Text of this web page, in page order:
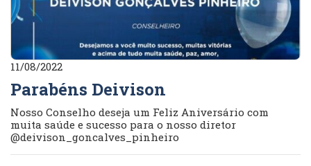
11/08/2022
Parabéns Deivison
Nosso Conselho deseja um Feliz Aniversário com
muita saúde e sucesso para o nosso diretor
@deivison_goncalves_pinheiro